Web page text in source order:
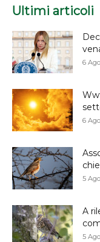
Ultimi articoli
6
6
5
A
5